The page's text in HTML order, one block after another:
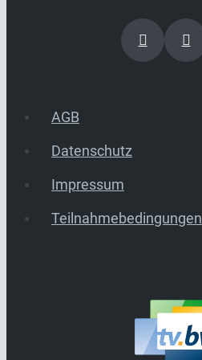
AGB
Datenschutz
Impressum
Teilnahmebedingungen